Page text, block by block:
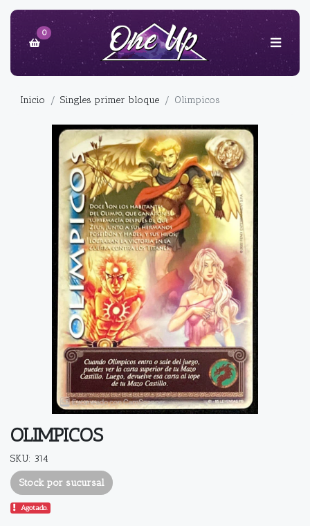
0
Inicio Singles primer bloque Olimpicos
OLIMPICOS
SKU: 314
Stock por sucursal
Agotado.